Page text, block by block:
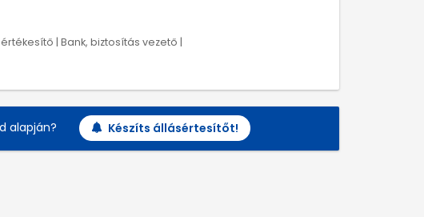
| Bank, biztosítás vezető |
alapján? Készíts állásértesítőt!